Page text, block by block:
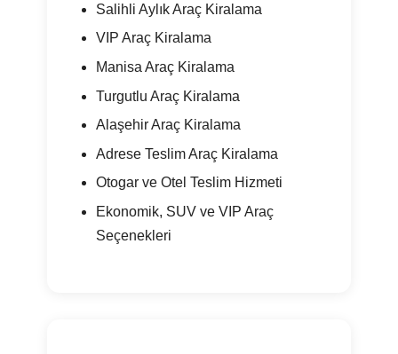
Salihli Aylık Araç Kiralama
VIP Araç Kiralama
Manisa Araç Kiralama
Turgutlu Araç Kiralama
Alaşehir Araç Kiralama
Adrese Teslim Araç Kiralama
Otogar ve Otel Teslim Hizmeti
Ekonomik, SUV ve VIP Araç
Seçenekleri